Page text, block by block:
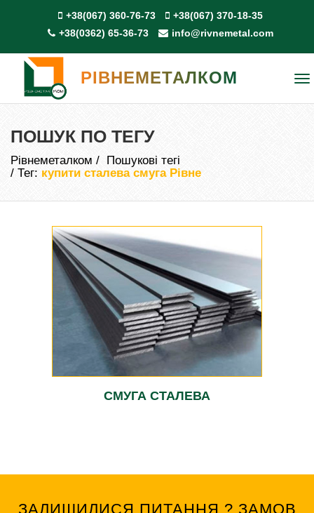
+38(067) 360-76-73
+38(067) 370-18-35
+38(0362) 65-36-73
info@rivnemetal.com
РІВНЕМЕТАЛКОМ
ПОШУК ПО ТЕГУ
Рівнеметалком
Пошукові тегі
Тег: купити сталева смуга Рівне
СМУГА СТАЛЕВА
ЗАЛИШИЛИСЯ ПИТАННЯ ? ЗАМОВ